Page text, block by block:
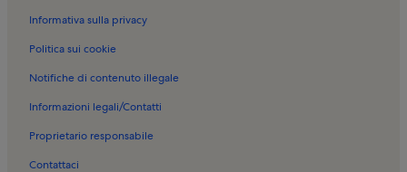
Informativa sulla privacy
Politica sui cookie
Notifiche di contenuto illegale
Informazioni legali/Contatti
Proprietario responsabile
Contattaci